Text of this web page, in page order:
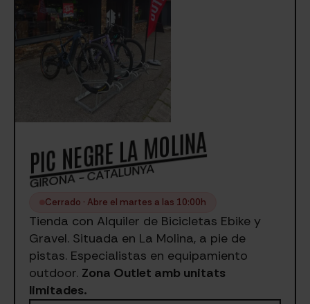
PIC NEGRE LA MOLINA
GIRONA - CATALUNYA
Cerrado · Abre el martes a las 10:00h
Tienda con Alquiler de Bicicletas Ebike y
Gravel. Situada en La Molina, a pie de
pistas. Especialistas en equipamiento
outdoor. Zona Outlet amb unitats
limitades.